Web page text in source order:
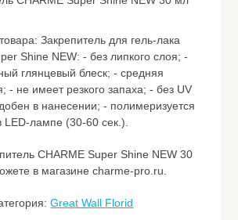
Закрепитель для гель-лака
Shine NEW: - без липкого слоя; -
глянцевый блеск; - средняя
- не имеет резкого запаха; - без UV
в нанесении; - полимеризуется
LED-лампе (30-60 сек.).
CHARME Super Shine NEW 30
в магазине charme-pro.ru.
Great Wall Florid